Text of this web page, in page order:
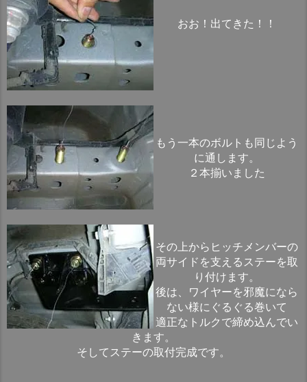
おお！出てきた！！
もう一本のボルトも同じよう
に通します。
２本揃いました
その上からヒッチメンバーの
両サイドを支えるステーを取
り付けます。
後は、ワイヤーを邪魔になら
ない様にぐるぐる巻いて
適正なトルクで締め込んでい
きます。
そしてステーの取付完成です。